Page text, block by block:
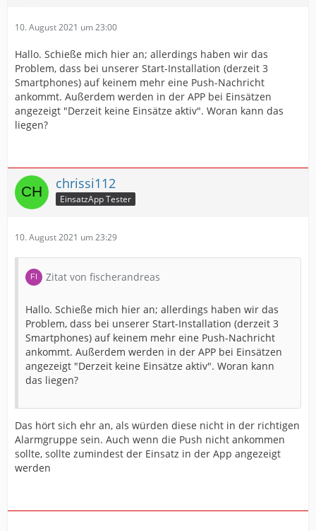
10. August 2021 um 23:00
Hallo. Schieße mich hier an; allerdings haben wir das
Problem, dass bei unserer Start-Installation (derzeit 3
Smartphones) auf keinem mehr eine Push-Nachricht
ankommt. Außerdem werden in der APP bei Einsätzen
angezeigt "Derzeit keine Einsätze aktiv". Woran kann das
liegen?
chrissi112
EinsatzApp Tester
10. August 2021 um 23:29
Zitat von fischerandreas
Hallo. Schieße mich hier an; allerdings haben wir das
Problem, dass bei unserer Start-Installation (derzeit 3
Smartphones) auf keinem mehr eine Push-Nachricht
ankommt. Außerdem werden in der APP bei Einsätzen
angezeigt "Derzeit keine Einsätze aktiv". Woran kann
das liegen?
Das hört sich ehr an, als würden diese nicht in der richtigen
Alarmgruppe sein. Auch wenn die Push nicht ankommen
sollte, sollte zumindest der Einsatz in der App angezeigt
werden